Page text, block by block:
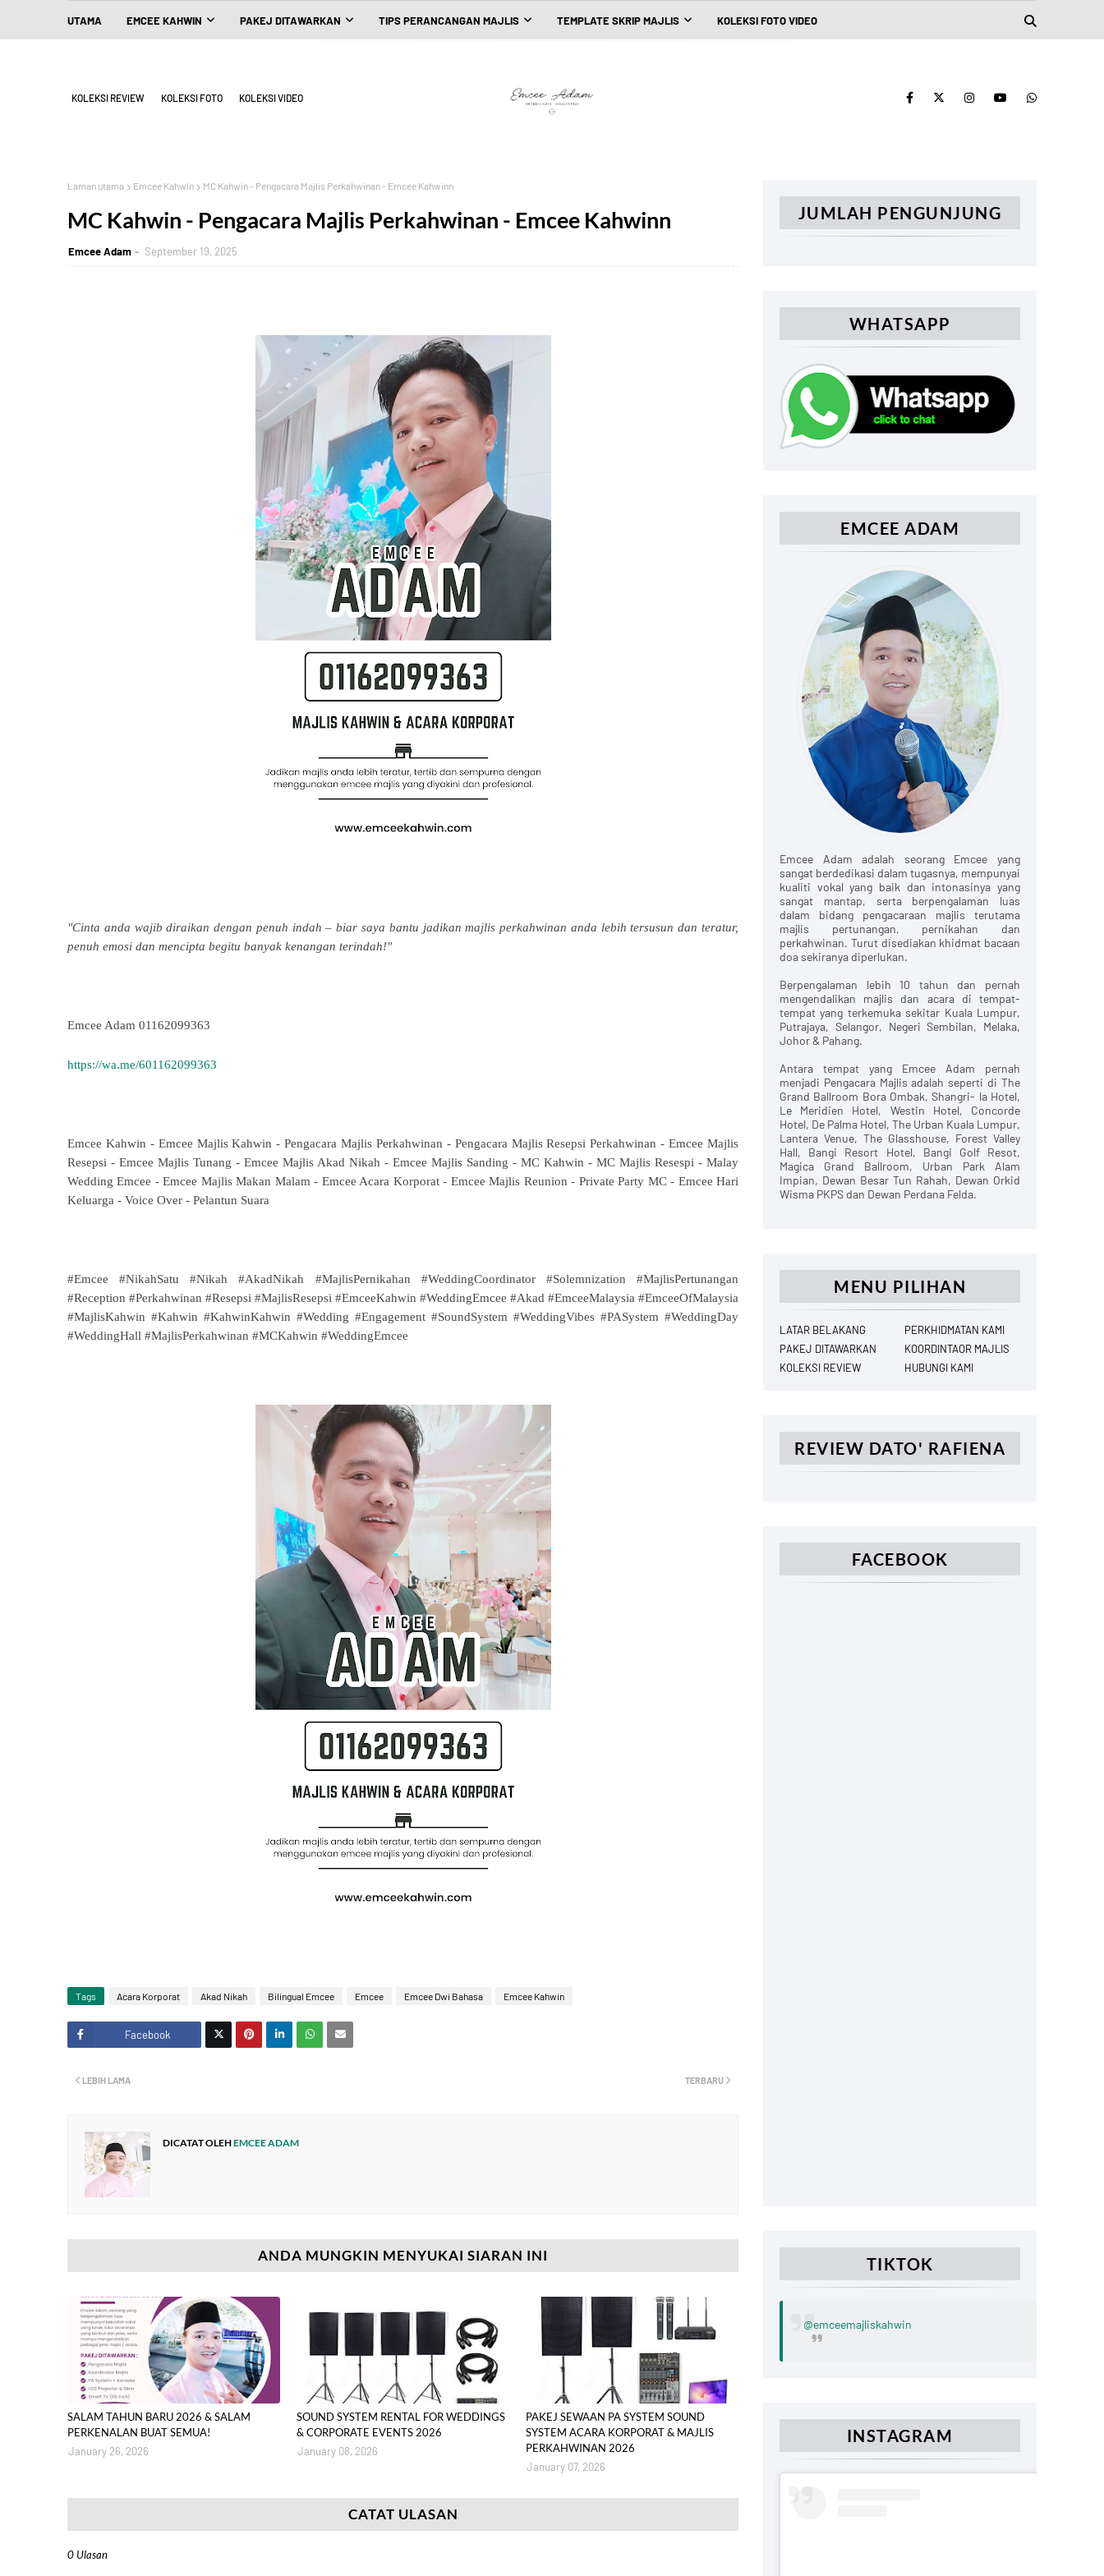
UTAMA EMCEE KAHWIN PAKEJ DITAWARKAN TIPS PERANCANGAN MAJLIS TEMPLATE SKRIP MAJLIS KOLEKSI FOTO VIDEO
KOLEKSI REVIEW KOLEKSI FOTO KOLEKSI VIDEO
Laman utama Emcee Kahwin MC Kahwin - Pengacara Majlis Perkahwinan - Emcee Kahwinn
MC Kahwin - Pengacara Majlis Perkahwinan - Emcee Kahwinn
Emcee Adam September 19, 2025
"Cinta anda wajib diraikan dengan penuh indah – biar saya bantu jadikan majlis perkahwinan anda lebih tersusun dan teratur,
penuh emosi dan mencipta begitu banyak kenangan terindah!"
Emcee Adam 01162099363
https://wa.me/601162099363
Emcee Kahwin - Emcee Majlis Kahwin - Pengacara Majlis Perkahwinan - Pengacara Majlis Resepsi Perkahwinan - Emcee Majlis
Resepsi - Emcee Majlis Tunang - Emcee Majlis Akad Nikah - Emcee Majlis Sanding - MC Kahwin - MC Majlis Resespi - Malay
Wedding Emcee - Emcee Majlis Makan Malam - Emcee Acara Korporat - Emcee Majlis Reunion - Private Party MC - Emcee Hari
Keluarga - Voice Over - Pelantun Suara
#Emcee #NikahSatu #Nikah #AkadNikah #MajlisPernikahan #WeddingCoordinator #Solemnization #MajlisPertunangan
#Reception #Perkahwinan #Resepsi #MajlisResepsi #EmceeKahwin #WeddingEmcee #Akad #EmceeMalaysia #EmceeOfMalaysia
#MajlisKahwin #Kahwin #KahwinKahwin #Wedding #Engagement #SoundSystem #WeddingVibes #PASystem #WeddingDay
#WeddingHall #MajlisPerkahwinan #MCKahwin #WeddingEmcee
Tags Acara Korporat Akad Nikah Bilingual Emcee Emcee Emcee Dwi Bahasa Emcee Kahwin
Facebook
TERBARU
LEBIH LAMA
DICATAT OLEHEMCEE ADAM
ANDA MUNGKIN MENYUKAI SIARAN INI
SALAM TAHUN BARU 2026 & SALAM
PERKENALAN BUAT SEMUA!
January 26, 2026
SOUND SYSTEM RENTAL FOR WEDDINGS
& CORPORATE EVENTS 2026
January 08, 2026
PAKEJ SEWAAN PA SYSTEM SOUND
SYSTEM ACARA KORPORAT & MAJLIS
PERKAHWINAN 2026
January 07, 2026
CATAT ULASAN
0 Ulasan
JUMLAH PENGUNJUNG
WHATSAPP
EMCEE ADAM
Emcee Adam adalah seorang Emcee yang
sangat berdedikasi dalam tugasnya, mempunyai
kualiti vokal yang baik dan intonasinya yang
sangat mantap, serta berpengalaman luas
dalam bidang pengacaraan majlis terutama
majlis pertunangan, pernikahan dan
perkahwinan. Turut disediakan khidmat bacaan
doa sekiranya diperlukan.
Berpengalaman lebih 10 tahun dan pernah
mengendalikan majlis dan acara di tempat-
tempat yang terkemuka sekitar Kuala Lumpur,
Putrajaya, Selangor, Negeri Sembilan, Melaka,
Johor & Pahang.
Antara tempat yang Emcee Adam pernah
menjadi Pengacara Majlis adalah seperti di The
Grand Ballroom Bora Ombak, Shangri- la Hotel,
Le Meridien Hotel, Westin Hotel, Concorde
Hotel, De Palma Hotel, The Urban Kuala Lumpur,
Lantera Venue, The Glasshouse, Forest Valley
Hall, Bangi Resort Hotel, Bangi Golf Resot,
Magica Grand Ballroom, Urban Park Alam
Impian, Dewan Besar Tun Rahah, Dewan Orkid
Wisma PKPS dan Dewan Perdana Felda.
MENU PILIHAN
LATAR BELAKANG
PERKHIDMATAN KAMI
PAKEJ DITAWARKAN
KOORDINTAOR MAJLIS
KOLEKSI REVIEW
HUBUNGI KAMI
REVIEW DATO' RAFIENA
FACEBOOK
TIKTOK
@emceemajliskahwin
INSTAGRAM